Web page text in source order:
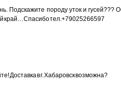
Подскажите породу уток и гусей???
край…Спасибо тел.+79025266597
Доставка в г. Хабаровск возможна?